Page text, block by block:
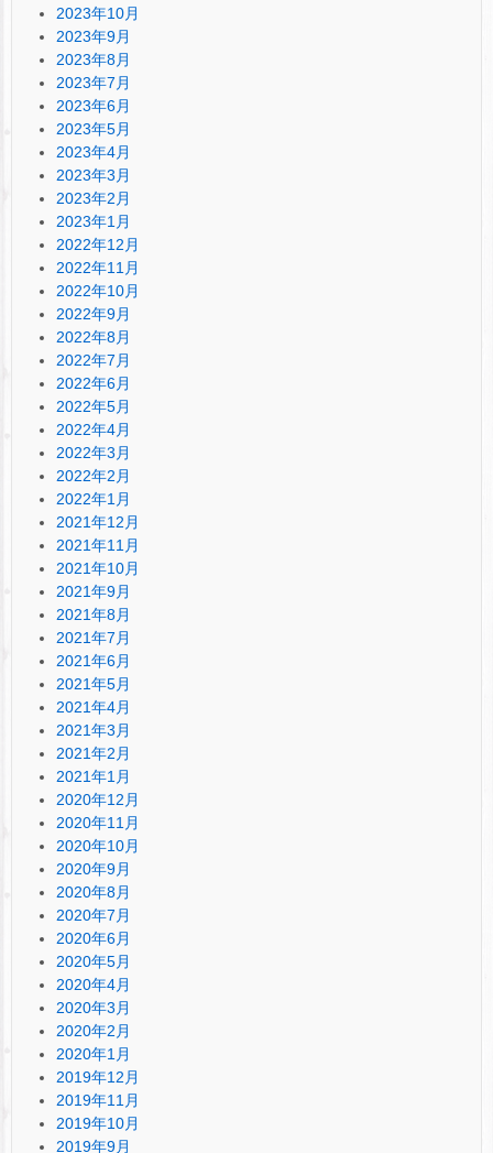
2023年10月
2023年9月
2023年8月
2023年7月
2023年6月
2023年5月
2023年4月
2023年3月
2023年2月
2023年1月
2022年12月
2022年11月
2022年10月
2022年9月
2022年8月
2022年7月
2022年6月
2022年5月
2022年4月
2022年3月
2022年2月
2022年1月
2021年12月
2021年11月
2021年10月
2021年9月
2021年8月
2021年7月
2021年6月
2021年5月
2021年4月
2021年3月
2021年2月
2021年1月
2020年12月
2020年11月
2020年10月
2020年9月
2020年8月
2020年7月
2020年6月
2020年5月
2020年4月
2020年3月
2020年2月
2020年1月
2019年12月
2019年11月
2019年10月
2019年9月